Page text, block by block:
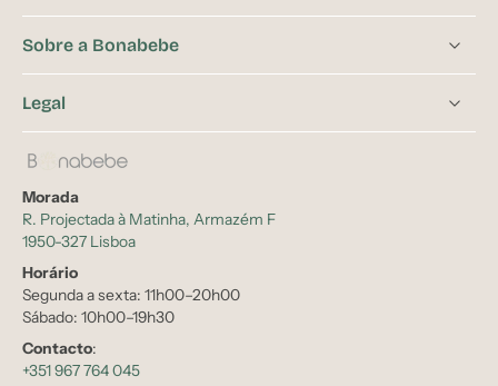
Sobre a Bonabebe
Legal
Morada
R. Projectada à Matinha, Armazém F
1950-327 Lisboa
Horário
Segunda a sexta: 11h00–20h00
Sábado: 10h00–19h30
Contacto:
+351 967 764 045